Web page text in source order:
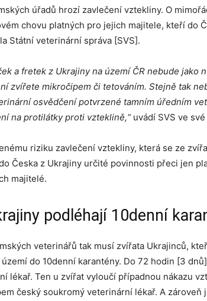
úřadů hrozí zavlečení vztekliny. O
chovu platných pro jejich majitele, kteří do
Státní veterinární správa [SVS].
a fretek z Ukrajiny na území ČR nebude jako
zvířete mikročipem či tetováním. Stejně tak
osvědčení potvrzené tamním úředním
na protilátky proti vzteklině,“ uvádí SVS ve
riziku zavlečení vztekliny, která se ze
Česka z Ukrajiny určité povinnosti přeci jen
majitelé.
podléhají 10denní
veterinářů tak musí zvířata Ukrajinců,
do 10denní karantény. Do 72 hodin [3
lékař. Ten u zvířat vyloučí případnou nákazu
český soukromý veterinární lékař. A zároveň